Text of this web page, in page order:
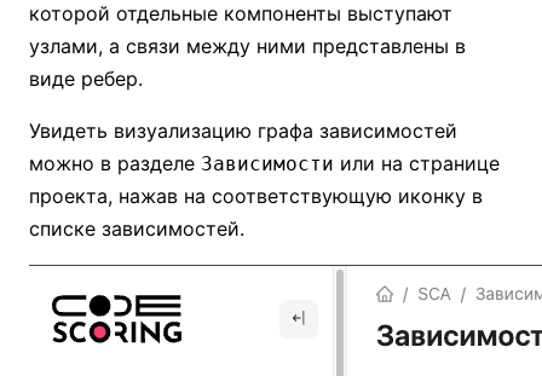
которой отдельные компоненты выступают
узлами, а связи между ними представлены в
виде ребер.
Увидеть визуализацию графа зависимостей
можно в разделе Зависимости или на странице
проекта, нажав на соответствующую иконку в
списке зависимостей.